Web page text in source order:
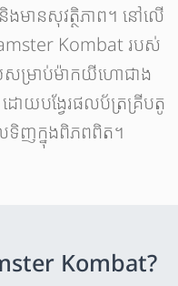
ងមានសុវត្ថិភាព។ នៅលើ
Kombat របស់
ម្រាប់ម៉ាកយីហោជាង
ោយបង្វែរផលប័ត្រគ្រីបតូ
ទិញក្នុងពិភពពិត។
Kombat?